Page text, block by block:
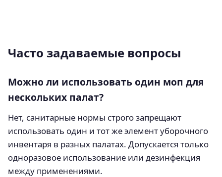
Часто задаваемые вопросы
Можно ли использовать один моп для
нескольких палат?
Нет, санитарные нормы строго запрещают
использовать один и тот же элемент уборочного
инвентаря в разных палатах. Допускается только
одноразовое использование или дезинфекция
между применениями.